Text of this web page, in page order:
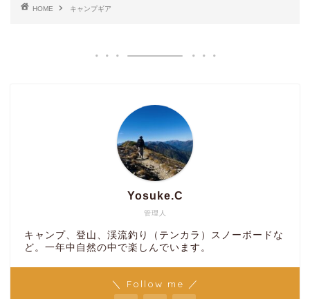
HOME キャンプギア
管理人
Yosuke.C
キャンプ、登山、渓流釣り（テンカラ）スノーボードな
ど。一年中自然の中で楽しんでいます。
＼ Follow me ／